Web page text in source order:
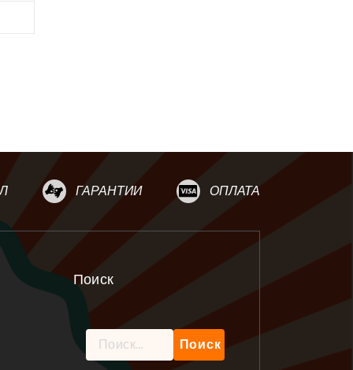
ГАРАНТИИ ОПЛАТА
Поиск
Найти: